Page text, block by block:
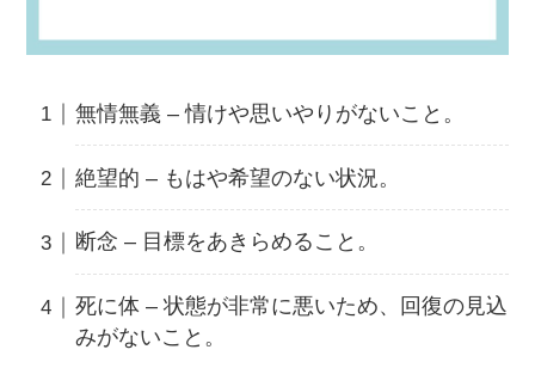
無情無義 – 情けや思いやりがないこと。
絶望的 – もはや希望のない状況。
断念 – 目標をあきらめること。
死に体 – 状態が非常に悪いため、回復の見込
みがないこと。